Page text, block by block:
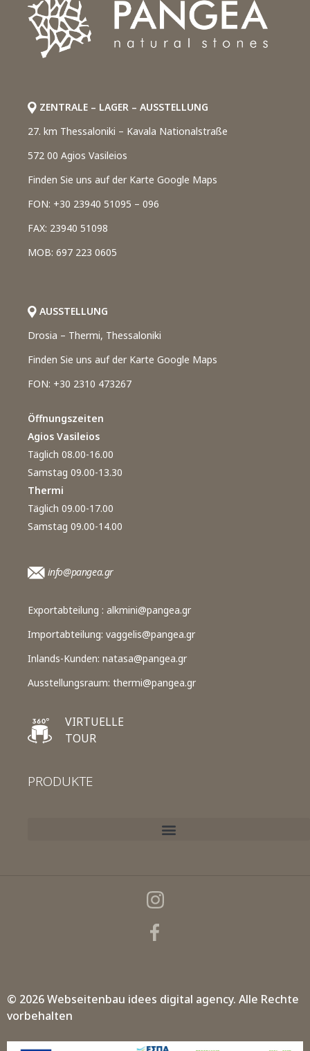
ZENTRALE – LAGER – AUSSTELLUNG
27. km Thessaloniki – Kavala Nationalstraße
572 00 Agios Vasileios
Finden Sie uns auf der Karte Google Maps
FON: +30 23940 51095 – 096
FAX: 23940 51098
MOB: 697 223 0605
AUSSTELLUNG
Drosia – Thermi, Thessaloniki
Finden Sie uns auf der Karte Google Maps
FON: +30 2310 473267
Öffnungszeiten
Agios Vasileios
Täglich 08.00-16.00
Samstag 09.00-13.30
Thermi
Täglich 09.00-17.00
Samstag 09.00-14.00
info@pangea.gr
Exportabteilung : alkmini@pangea.gr
Importabteilung: vaggelis@pangea.gr
Inlands-Kunden: natasa@pangea.gr
Ausstellungsraum: thermi@pangea.gr
VIRTUELLE
TOUR
PRODUKTE
© 2026 Webseitenbau idees digital agency. Alle Rechte
vorbehalten